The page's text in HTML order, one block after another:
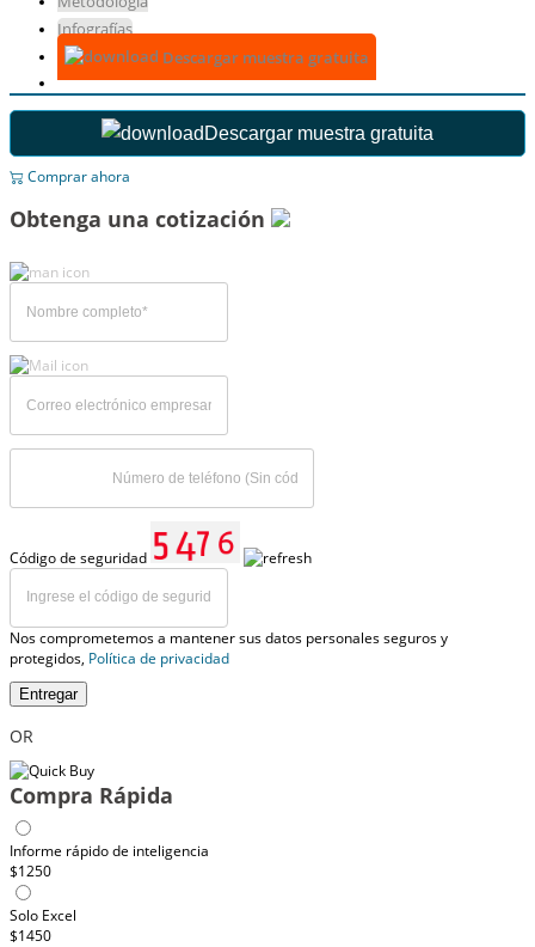
Infografías
Descargar muestra gratuita
Descargar muestra gratuita
Comprar ahora
Obtenga una cotización
Código de seguridad
Nos comprometemos a mantener sus datos personales seguros y
protegidos, Política de privacidad
Entregar
OR
Compra Rápida
Informe rápido de inteligencia
$1250
Solo Excel
$1450